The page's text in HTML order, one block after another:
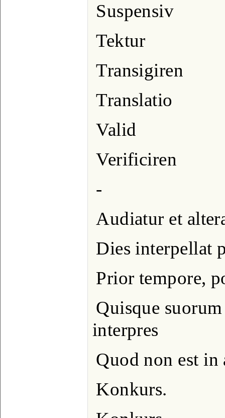
Suspensiv
Tektur
Transigiren
Translatio
Valid
Verificiren
-
Audiatur et
Dies interpellat
Prior tempore,
Quisque
interpres
Quod non est in
Konkurs.